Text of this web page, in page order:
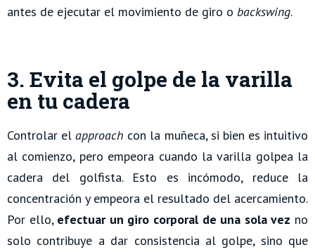
antes de ejecutar el movimiento de giro o backswing.
3. Evita el golpe de la varilla
en tu cadera
Controlar elapproach con la muñeca, si bien es intuitivo
al comienzo, pero empeora cuando la varilla golpea la
cadera del golfista. Esto es incómodo, reduce la
concentración y empeora el resultado del acercamiento.
Por ello, efectuar un giro corporal de una sola vez no
solo contribuye a dar consistencia al golpe, sino que